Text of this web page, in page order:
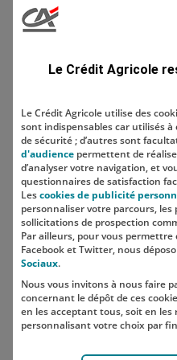
Localisation
SUIVEZ-NOUS
Le Crédit Agricole
Le Crédit Agricole utilise des
sont indispensables car utilisés
de sécurité ; d’autres sont
d'audience permettent de
d’analyser votre navigation, et
questionnaires de satisfaction
Lescookies de publicité
personnaliser votre parcours,
sollicitations de prospection
Par ailleurs, pour vous
Facebook et Twitter, nous
Sociaux.
Nous vous invitons à nous faire
concernant le dépôt de ces
en les acceptant tous, soit en
personnalisant votre choix par